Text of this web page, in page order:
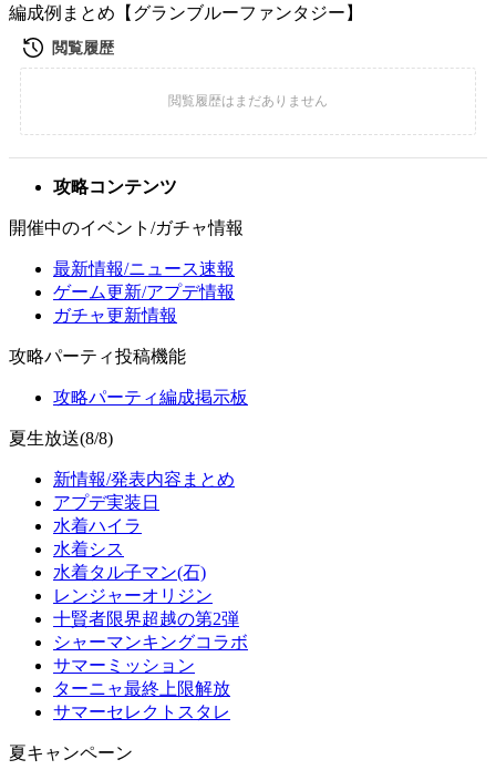
編成例まとめ【グランブルーファンタジー】
攻略コンテンツ
開催中のイベント/ガチャ情報
最新情報/ニュース速報
ゲーム更新/アプデ情報
ガチャ更新情報
攻略パーティ投稿機能
攻略パーティ編成掲示板
夏生放送(8/8)
新情報/発表内容まとめ
アプデ実装日
水着ハイラ
水着シス
水着タル子マン(石)
レンジャーオリジン
十賢者限界超越の第2弾
シャーマンキングコラボ
サマーミッション
ターニャ最終上限解放
サマーセレクトスタレ
夏キャンペーン